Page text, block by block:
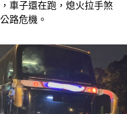
車子還在跑，熄火拉手煞
路危機。